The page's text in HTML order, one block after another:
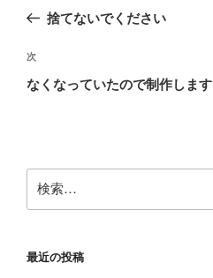
ビ
ゲ
ン
の
稿
捨てないでください
次
の
次
なくなっていたので制作します
索:
最近の投稿